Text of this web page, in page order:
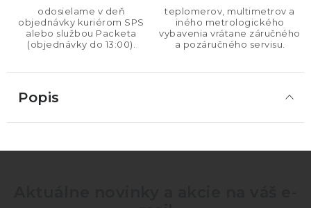
odosielame v deň
objednávky kuriérom SPS
alebo službou Packeta
(objednávky do 13:00).
teplomerov, multimetrov a
iného metrologického
vybavenia vrátane záručného
a pozáručného servisu.
Popis